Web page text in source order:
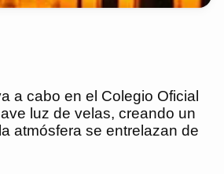
a cabo en el Colegio Oficial
luz de velas, creando un
atmósfera se entrelazan de